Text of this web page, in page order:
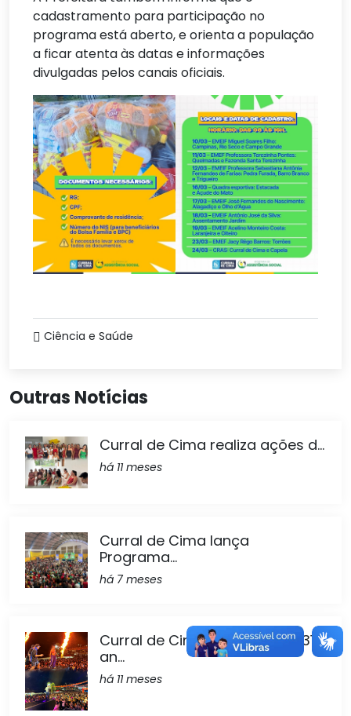
cadastramento para participação no
programa está aberto, e orienta a população
a ficar atenta às datas e informações
divulgadas pelos canais oficiais.
Ciência e Saúde
Outras Notícias
Curral de Cima realiza ações d...
há 11 meses
Curral de Cima lança
Programa...
há 7 meses
Curral de Cima comemorou 31
an...
há 11 meses